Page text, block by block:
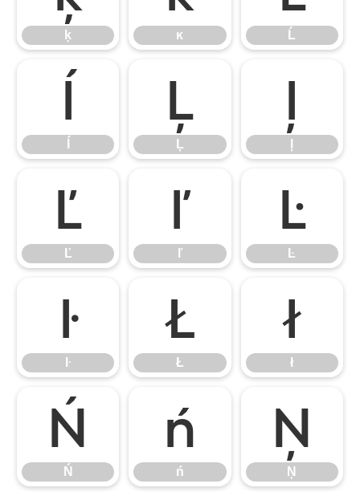
ķ ĸ Ĺ
ĺ Ļ
Ļ
ļ
Ľ
Ľ
ľ
ľ
Ŀ
Ŀ
ŀ
ŀ
Ł
Ł
ł
ł
Ń
Ń
ń
ń
Ņ
Ņ